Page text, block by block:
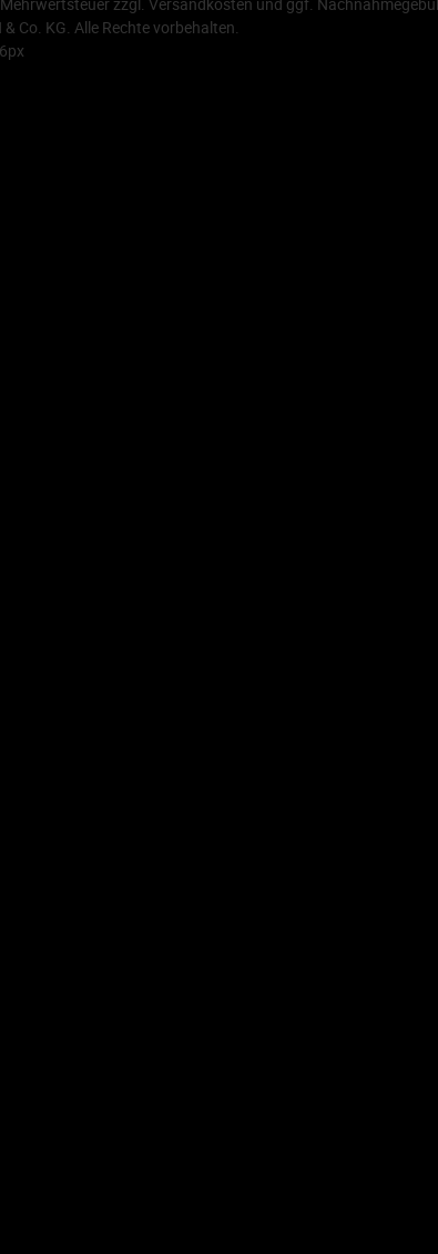
Co. KG. Alle Rechte vorbehalten.